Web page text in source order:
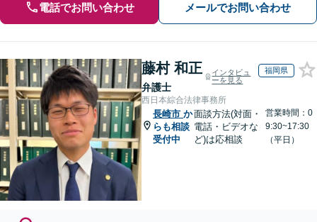
電話でお問い合わせ メールでお問い合わせ
藤村 和正
弁護士
インタビュ
ーを見る
福岡県
西日本綜合法律事務所
長崎市 か
らも相談
受付中
面談方法(対面・
電話・ビデオな
ど)は応相談
営業時間：0
9:30~17:30
（平日）